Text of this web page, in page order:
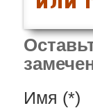
Имя (*)